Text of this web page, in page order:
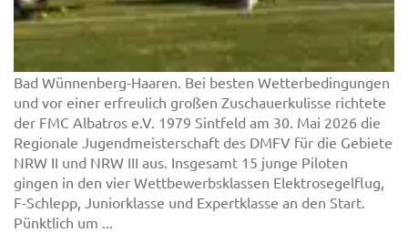
Bad Wünnenberg-Haaren. Bei besten Wetterbedingungen
und vor einer erfreulich großen Zuschauerkulisse richtete
der FMC Albatros e.V. 1979 Sintfeld am 30. Mai 2026 die
Regionale Jugendmeisterschaft des DMFV für die Gebiete
NRW II und NRW III aus. Insgesamt 15 junge Piloten
gingen in den vier Wettbewerbsklassen Elektrosegelflug,
F-Schlepp, Juniorklasse und Expertklasse an den Start.
Pünktlich um ...